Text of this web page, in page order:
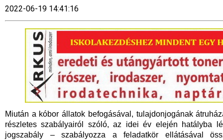
2022-06-19 14:41:16
Miután a kóbor állatok befogásával, tulajdonjogának
részletes szabályairól szóló, az idei év elején hatályba
jogszabály – szabályozza a feladatkör ellátásával